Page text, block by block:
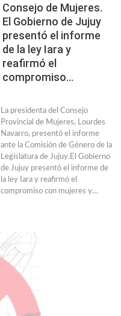
Consejo de Mujeres.
El Gobierno de Jujuy
presentó el informe
de la ley Iara y
reafirmó el
compromiso…
La presidenta del Consejo
Provincial de Mujeres, Lourdes
Navarro, presentó el informe
ante la Comisión de Género de la
Legislatura de Jujuy.El Gobierno
de Jujuy presentó el informe de
la ley Iara y reafirmó el
compromiso con mujeres y…